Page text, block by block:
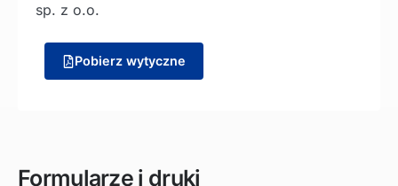
sp. z o.o.
Pobierz wytyczne
Formularze i druki